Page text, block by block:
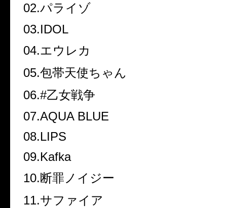
02.パライゾ
03.IDOL
04.エウレカ
05.包帯天使ちゃん
06.#乙女戦争
07.AQUA BLUE
08.LIPS
09.Kafka
10.断罪ノイジー
11.サファイア